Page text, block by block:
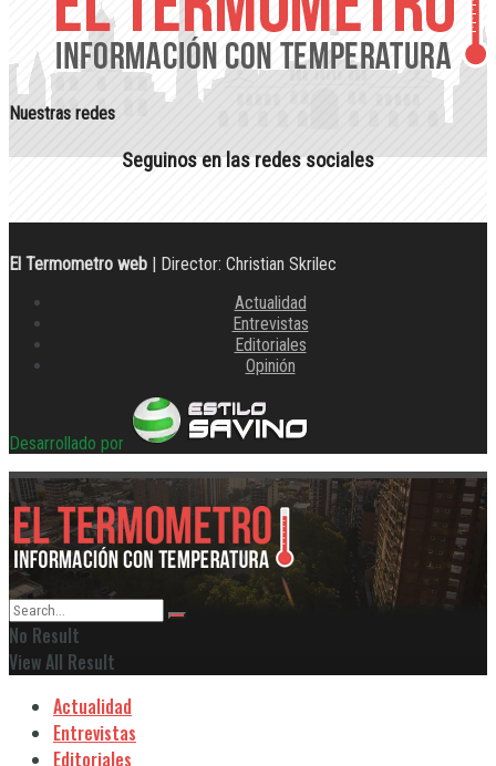
Nuestras redes
Seguinos en las redes sociales
El Termometro web | Director: Christian Skrilec
Actualidad
Entrevistas
Editoriales
Opinión
Desarrollado por
No Result
View All Result
Actualidad
Entrevistas
Editoriales